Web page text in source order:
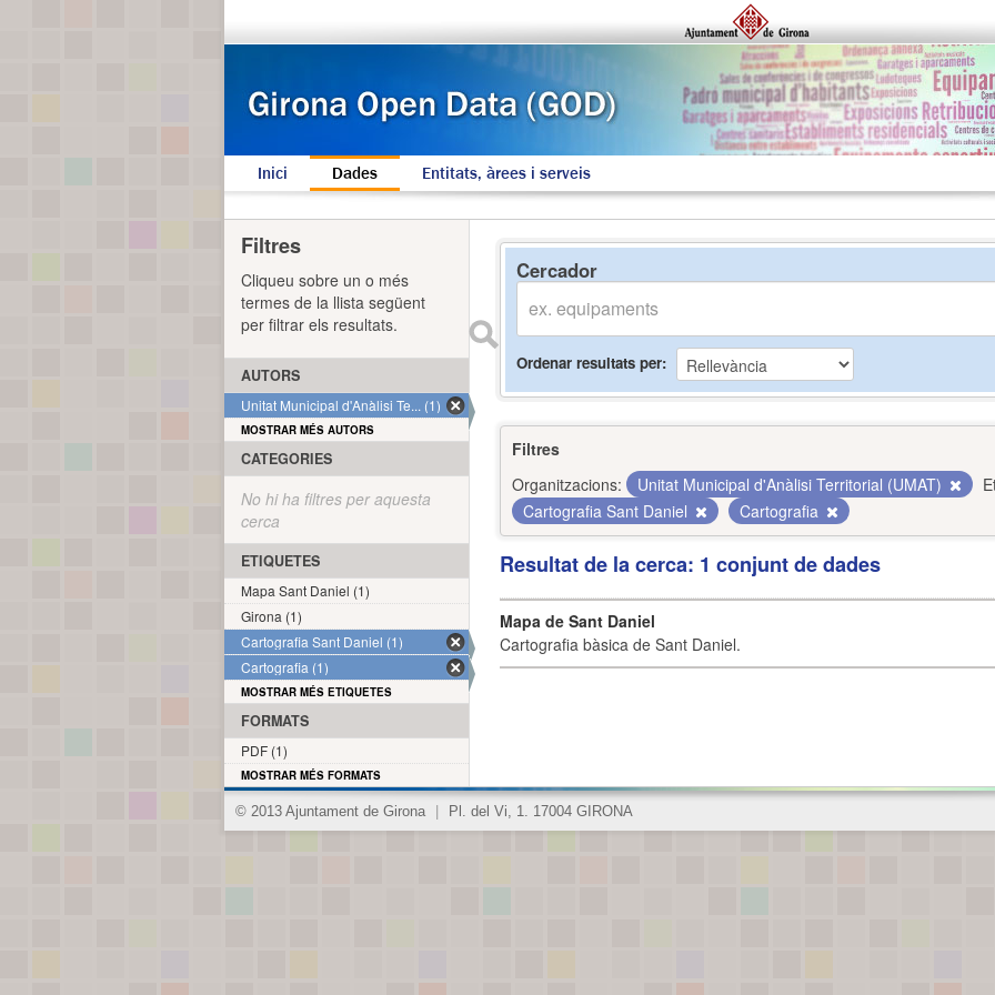
Inici Dades Entitats, àrees i serveis
Cercador
Ordenar resultats per
Filtres
Organitzacions:
Unitat Municipal d'Anàlisi Territorial (UMAT)
Cartografia Sant Daniel
Cartografia
Resultat de la cerca: 1 conjunt de dades
Mapa de Sant Daniel
Cartografia bàsica de Sant Daniel.
Filtres
Cliqueu sobre un o més
termes de la llista següent
per filtrar els resultats.
AUTORS
Unitat Municipal d'Anàlisi Te... (1)
MOSTRAR MÉS AUTORS
CATEGORIES
No hi ha filtres per aquesta
cerca
ETIQUETES
Mapa Sant Daniel (1)
Girona (1)
Cartografia Sant Daniel (1)
Cartografia (1)
MOSTRAR MÉS ETIQUETES
FORMATS
PDF (1)
MOSTRAR MÉS FORMATS
© 2013 Ajuntament de Girona Pl. del Vi, 1. 17004 GIRONA